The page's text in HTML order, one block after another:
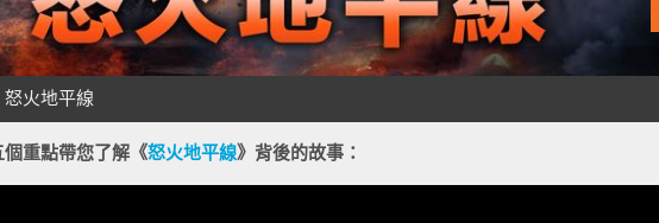
個重點帶您了解《怒火地平線》背後的故事：